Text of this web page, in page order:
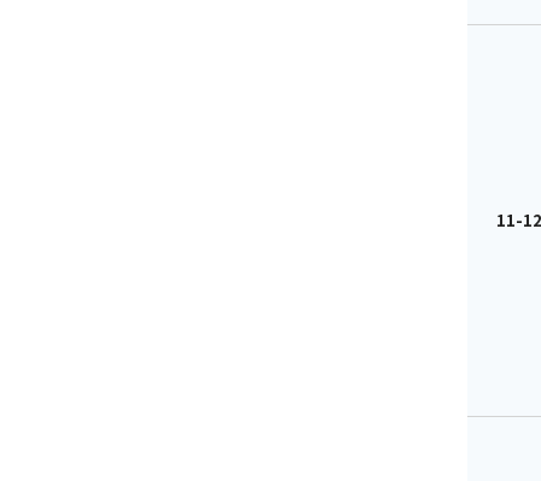
11-